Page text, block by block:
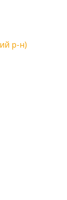
р-н)